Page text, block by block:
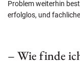
Problem weiterhin
erfolglos, und
– Wie finde